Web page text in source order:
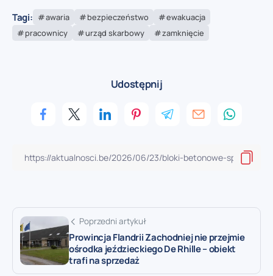
Tagi: awaria bezpieczeństwo
ewakuacja
pracownicy
urząd skarbowy zamknięcie
Udostępnij
Poprzedni artykuł
Prowincja Flandrii Zachodniej nie przejmie
ośrodka jeździeckiego De Rhille – obiekt
trafi na sprzedaż